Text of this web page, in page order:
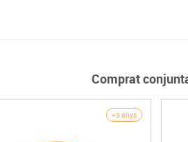
Comprat
+3 anys